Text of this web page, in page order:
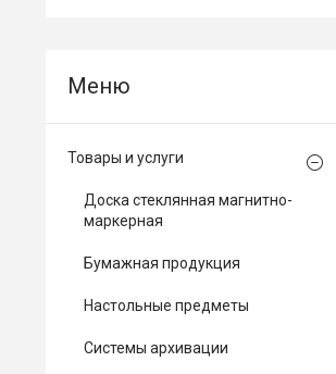
Товары и услуги
Доска стеклянная магнитно-
маркерная
Бумажная продукция
Настольные предметы
Системы архивации